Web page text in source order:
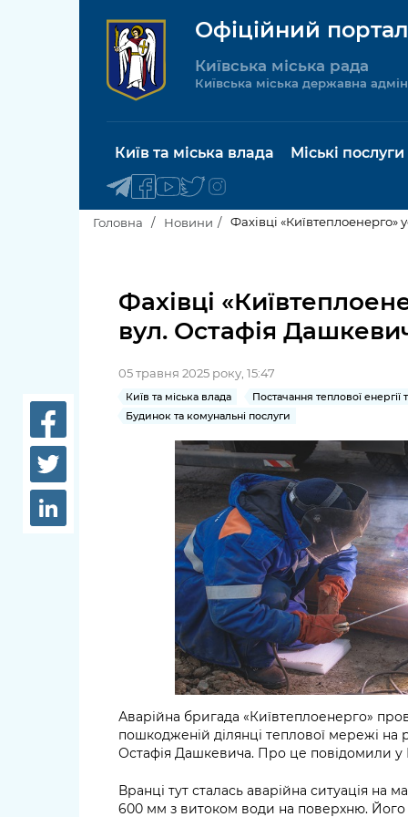
Офіційний
Київська міська рада
Київська міська державна
Київ та міська влада
Київська міська рада
Керівництво КМДА
Рішення та розпорядження
Проєкти розпоряджень, що
перебувають на погодженні
КМВА
Міські послуги
послуги
Пільги,
Паспорт,
Лікарні
Освіта та
заклади
Дороги,
парковки
Головна Новини Фахівці
Фахівці
вул. Остафія
05 травня 2025 року, 15:47
Київ та міська влада
Постачання теплової енергії
Будинок та комунальні послуги
Аварійна бригада «Київтеплоенерго»
пошкодженій ділянці теплової мережі на
Остафія Дашкевича. Про це повідомили у
Вранці тут сталась аварійна ситуація на
600 мм з витоком води на поверхню. Його